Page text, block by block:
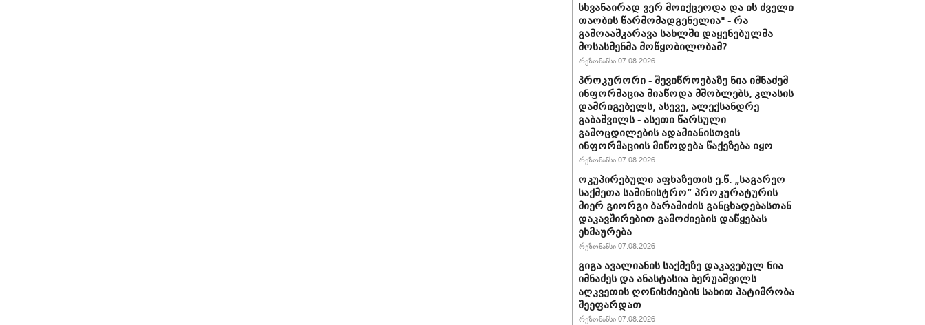
სხვანაირად ვერ მოიქცეოდა და ის ძველი
თაობის წარმომადგენელია" - რა
გამოააშკარავა სახლში დაყენებულმა
მოსასმენმა მოწყობილობამ?
რეზონანსი 07.08.2026
პროკურორი - შევიწროებაზე ნია იმნაძემ
ინფორმაცია მიაწოდა მშობლებს, კლასის
დამრიგებელს, ასევე, ალექსანდრე
გაბაშვილს - ასეთი წარსული
გამოცდილების ადამიანისთვის
ინფორმაციის მიწოდება წაქეზება იყო
რეზონანსი 07.08.2026
ოკუპირებული აფხაზეთის ე.წ. „საგარეო
საქმეთა სამინისტრო“ პროკურატურის
მიერ გიორგი ბარამიძის განცხადებასთან
დაკავშირებით გამოძიების დაწყებას
ეხმაურება
რეზონანსი 07.08.2026
გიგა ავალიანის საქმეზე დაკავებულ ნია
იმნაძეს და ანასტასია ბერუაშვილს
აღკვეთის ღონისძიების სახით პატიმრობა
შეეფარდათ
რეზონანსი 07.08.2026